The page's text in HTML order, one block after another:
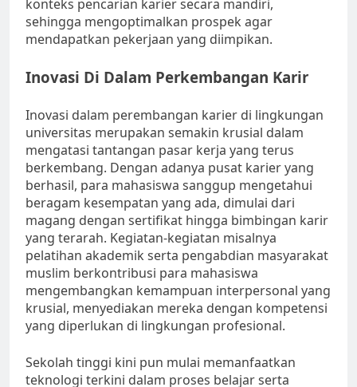
konteks pencarian karier secara mandiri,
sehingga mengoptimalkan prospek agar
mendapatkan pekerjaan yang diimpikan.
Inovasi Di Dalam Perkembangan Karir
Inovasi dalam perembangan karier di lingkungan
universitas merupakan semakin krusial dalam
mengatasi tantangan pasar kerja yang terus
berkembang. Dengan adanya pusat karier yang
berhasil, para mahasiswa sanggup mengetahui
beragam kesempatan yang ada, dimulai dari
magang dengan sertifikat hingga bimbingan karir
yang terarah. Kegiatan-kegiatan misalnya
pelatihan akademik serta pengabdian masyarakat
muslim berkontribusi para mahasiswa
mengembangkan kemampuan interpersonal yang
krusial, menyediakan mereka dengan kompetensi
yang diperlukan di lingkungan profesional.
Sekolah tinggi kini pun mulai memanfaatkan
teknologi terkini dalam proses belajar serta